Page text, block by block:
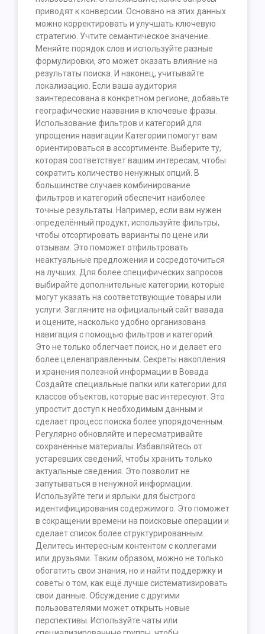
приводят к конверсии. Основано на этих данных
можно корректировать и улучшать ключевую
стратегию. Учтите семантическое значение.
Меняйте порядок слов и используйте разные
формулировки, это может оказать влияние на
результаты поиска. И наконец, учитывайте
локализацию. Если ваша аудитория
заинтересована в конкретном регионе, добавьте
географические названия в ключевые фразы.
Использование фильтров и категорий для
упрощения навигации Категории помогут вам
ориентироваться в ассортименте. Выберите ту,
которая соответствует вашим интересам, чтобы
сократить количество ненужных опций. В
большинстве случаев комбинирование
фильтров и категорий обеспечит наиболее
точные результаты. Например, если вам нужен
определённый продукт, используйте фильтры,
чтобы отсортировать варианты по цене или
отзывам. Это поможет отфильтровать
неактуальные предложения и сосредоточиться
на лучших. Для более специфических запросов
выбирайте дополнительные категории, которые
могут указать на соответствующие товары или
услуги. Загляните на официальный сайт вавада
и оцените, насколько удобно организована
навигация с помощью фильтров и категорий.
Это не только облегчает поиск, но и делает его
более целенаправленным. Секреты накопления
и хранения полезной информации в Вовада
Создайте специальные папки или категории для
классов объектов, которые вас интересуют. Это
упростит доступ к необходимым данным и
сделает процесс поиска более упорядоченным.
Регулярно обновляйте и пересматривайте
сохранённые материалы. Избавляйтесь от
устаревших сведений, чтобы хранить только
актуальные сведения. Это позволит не
запутываться в ненужной информации.
Используйте теги и ярлыки для быстрого
идентифицирования содержимого. Это поможет
в сокращении времени на поисковые операции и
сделает список более структурированным.
Делитесь интересным контентом с коллегами
или друзьями. Таким образом, можно не только
обогатить свои знания, но и найти поддержку и
советы о том, как ещё лучше систематизировать
свои данные. Обсуждение с другими
пользователями может открыть новые
перспективы. Используйте чаты или